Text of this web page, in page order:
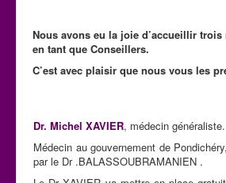
Nous avons eu la joie d’accueillir
en tant que Conseillers.
C’est avec plaisir que nous vous les
Dr. Michel XAVIER, médecin généraliste.
Médecin au gouvernement de
par le Dr .BALASSOUBRAMANIEN .